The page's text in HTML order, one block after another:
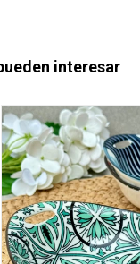
interesar